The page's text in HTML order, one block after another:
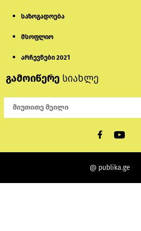
საზოგადოება
მსოფლიო
არჩევნები 2021
გამოიწერე სიახლე
@ publika.ge